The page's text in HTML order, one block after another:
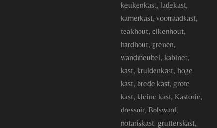
keukenkast, ladekast,
kamerkast, voorraadkast,
teakhout, eikenhout,
hardhout, grenen,
wandmeubel, kabinet,
kast, kruidenkast, hoge
kast, brede kast, grote
kast, kleine kast, Kastorie,
dressoir, Bolsward,
notariskast, grutterskast,